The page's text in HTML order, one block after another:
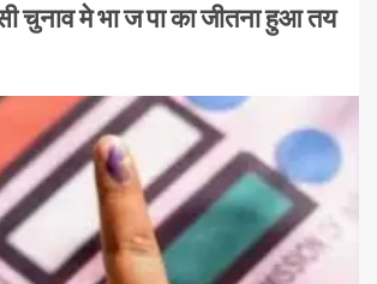
चुनाव मे भा ज पा का जीतना हुआ तय